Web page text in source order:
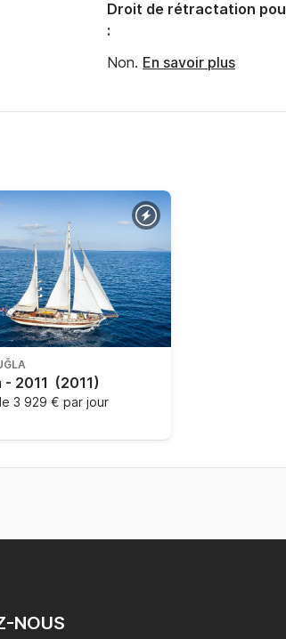
Droit de rétractation
:
Non. En savoir plus
- 2011 (2011)
3 929 € par jour
NOUS